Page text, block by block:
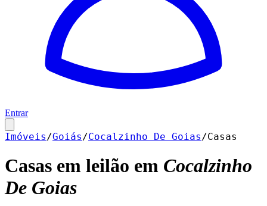
Entrar
Imóveis/Goiás/Cocalzinho De Goias/Casas
Casas em leilão em Cocalzinho
De Goias